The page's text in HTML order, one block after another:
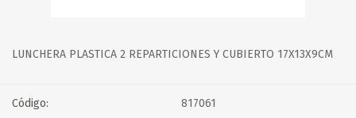
LUNCHERA PLASTICA 2 REPARTICIONES Y CUBIERTO 17X13X9CM
Código: 817061